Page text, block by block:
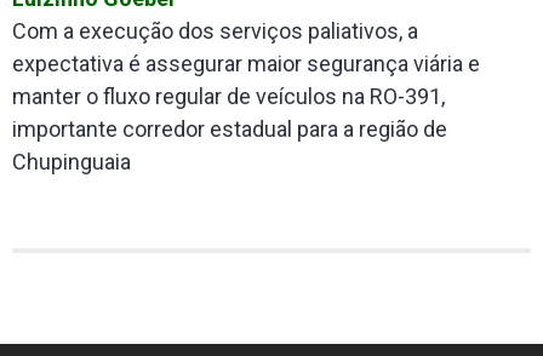
Com a execução dos serviços paliativos, a
expectativa é assegurar maior segurança viária e
manter o fluxo regular de veículos na RO-391,
importante corredor estadual para a região de
Chupinguaia